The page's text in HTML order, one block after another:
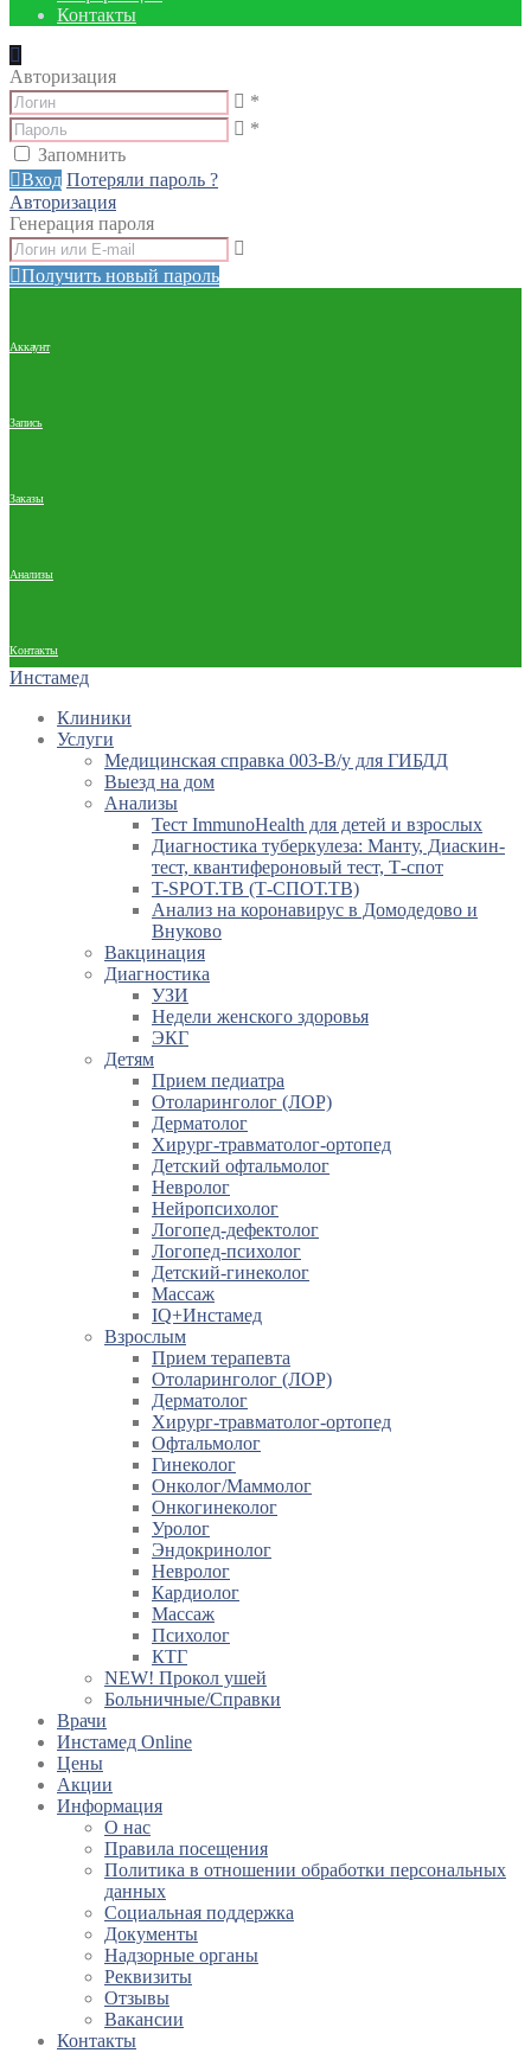
Контакты
Авторизация
*
*
Запомнить
Вход Потеряли пароль ?
Авторизация
Генерация пароля
Получить новый пароль
Аккаунт
Запись
Заказы
Анализы
Контакты
Инстамед
Клиники
Услуги
Медицинская справка 003-В/у для ГИБДД
Выезд на дом
Анализы
Тест ImmunoHealth для детей и взрослых
Диагностика туберкулеза: Манту, Диаскин-
тест, квантифероновый тест, Т-спот
T-SPOT.TB (Т-СПОТ.ТВ)
Анализ на коронавирус в Домодедово и
Внуково
Вакцинация
Диагностика
УЗИ
Недели женского здоровья
ЭКГ
Детям
Прием педиатра
Отоларинголог (ЛОР)
Дерматолог
Хирург-травматолог-ортопед
Детский офтальмолог
Невролог
Нейропсихолог
Логопед-дефектолог
Логопед-психолог
Детский-гинеколог
Массаж
IQ+Инстамед
Взрослым
Прием терапевта
Отоларинголог (ЛОР)
Дерматолог
Хирург-травматолог-ортопед
Офтальмолог
Гинеколог
Онколог/Маммолог
Онкогинеколог
Уролог
Эндокринолог
Невролог
Кардиолог
Массаж
Психолог
КТГ
NEW! Прокол ушей
Больничные/Справки
Врачи
Инстамед Online
Цены
Акции
Информация
О нас
Правила посещения
Политика в отношении обработки персональных
данных
Социальная поддержка
Документы
Надзорные органы
Реквизиты
Отзывы
Вакансии
Контакты